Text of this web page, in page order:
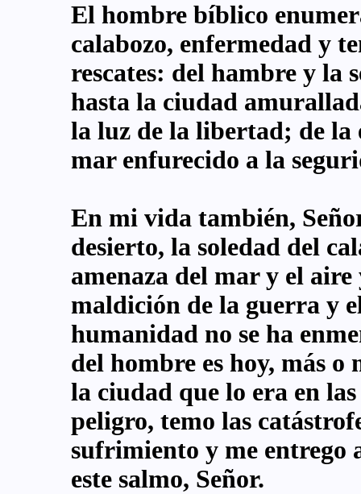
El hombre bíblico
calabozo, enfermedad y
rescates: del hambre y la
hasta la ciudad
la luz de la libertad; de la
mar enfurecido a la
En mi vida también,
desierto, la soledad del
amenaza del mar y el
maldición de la guerra y
humanidad no se ha
del hombre es hoy, más
la ciudad que lo era en
peligro, temo las
sufrimiento y me entrego
este salmo, Señor.